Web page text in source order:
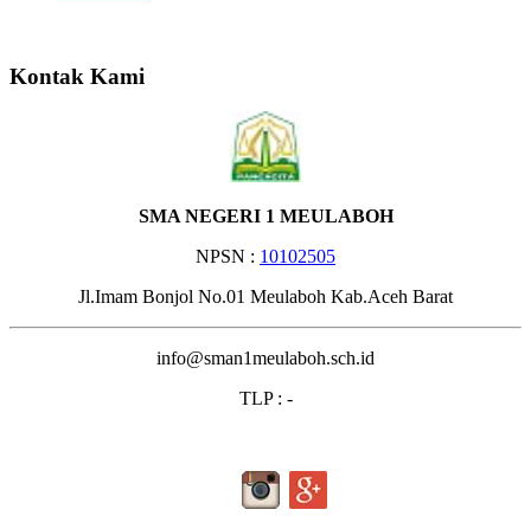
Kontak Kami
SMA NEGERI 1 MEULABOH
NPSN : 10102505
Jl.Imam Bonjol No.01 Meulaboh Kab.Aceh Barat
info@sman1meulaboh.sch.id
TLP : -